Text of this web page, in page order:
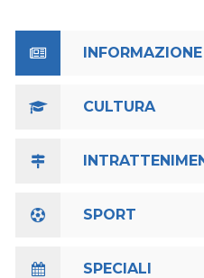
INFORMAZIONE
CULTURA
SPORT
SPECIALI